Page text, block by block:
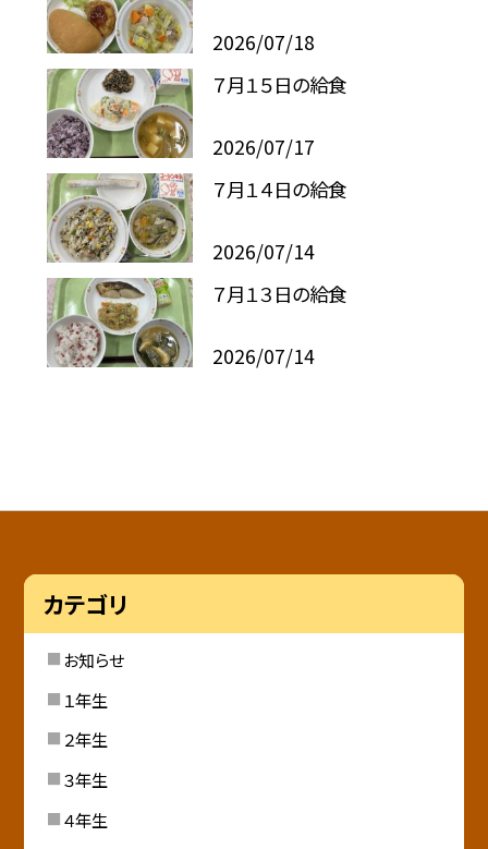
2026/07/18
７月１５日の給食
2026/07/17
７月１４日の給食
2026/07/14
７月１３日の給食
2026/07/14
カテゴリ
お知らせ
１年生
２年生
３年生
４年生